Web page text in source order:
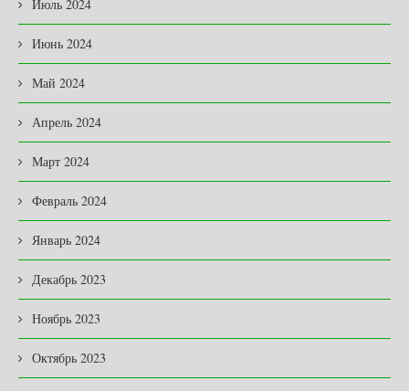
Июль 2024
Июнь 2024
Май 2024
Апрель 2024
Март 2024
Февраль 2024
Январь 2024
Декабрь 2023
Ноябрь 2023
Октябрь 2023